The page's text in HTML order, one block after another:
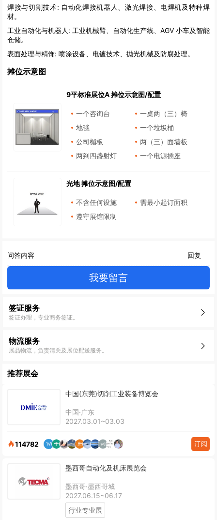
焊接与切割技术: 自动化焊接机器人、激光焊接、电焊机及特种焊
材。
工业自动化与机器人: 工业机械臂、自动化生产线、AGV 小车及智能
仓储。
表面处理与精饰: 喷涂设备、电镀技术、抛光机械及防腐处理。
摊位示意图
9平标准展位A 摊位示意图/配置
一个咨询台
一桌两（三）椅
地毯
一个垃圾桶
公司楣板
两（三）面墙板
两到四盏射灯
一个电源插座
光地 摊位示意图/配置
不含任何设施
需最小起订面积
遵守展馆限制
问答内容 回复
我要留言
签证服务
签证办理，专业商务签证。
物流服务
展品物流，负责清关及展位配送服务。
推荐展会
中国(东莞)切削工业装备博览会
中国·广东
2027.03.01~03.03
114782 订阅
墨西哥自动化及机床展览会
墨西哥·墨西哥城
2027.06.15~06.17
行业专业展